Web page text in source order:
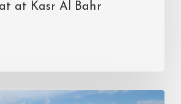
at Kasr Al Bahr